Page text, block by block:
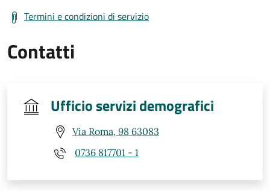
Termini e condizioni di servizio
Contatti
Ufficio servizi demografici
Via Roma, 98 63083
0736 817701 - 1